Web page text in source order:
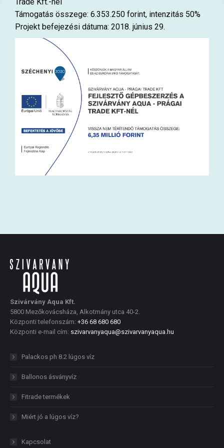
Támogatás összege: 6.353.250 forint, intenzitás 50%
Projekt befejezési dátuma: 2018. június 29.
Szivárvány Aqua Kft.
5800 Mezőkovácsháza, Alkotmány utca 40-2.
Központi telefonszám: +36 68 680 680
Központi e-mail cím: szivarvanyaqua@szivarvanyaqua.hu
Palackos ph 8.2 lúgos víz
Ballonos ásványvíz
Fitrade termékek
Miért jó a lúgos víz?
Kapcsolat